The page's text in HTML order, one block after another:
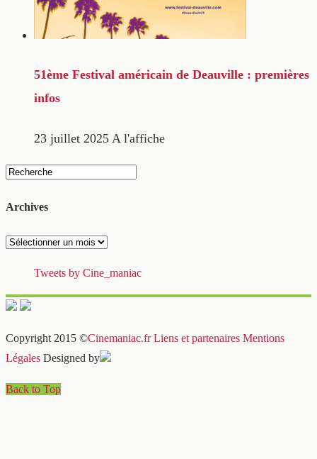
51ème Festival américain de Deauville : premières
infos
23 juillet 2025 A l'affiche
Archives
Archives
Tweets by Cine_maniac
Copyright 2015 ©Cinemaniac.fr Liens et partenaires Mentions
Légales Designed by
Back to Top